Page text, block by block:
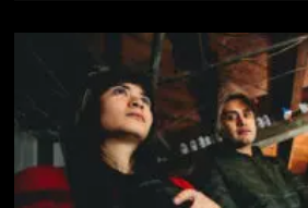
Devil
the
Woods:
shows
que